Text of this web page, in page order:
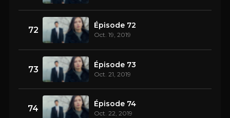
72 Épisode 72
Oct. 19, 2019
73 Épisode 73
Oct. 21, 2019
74 Épisode 74
Oct. 22, 2019